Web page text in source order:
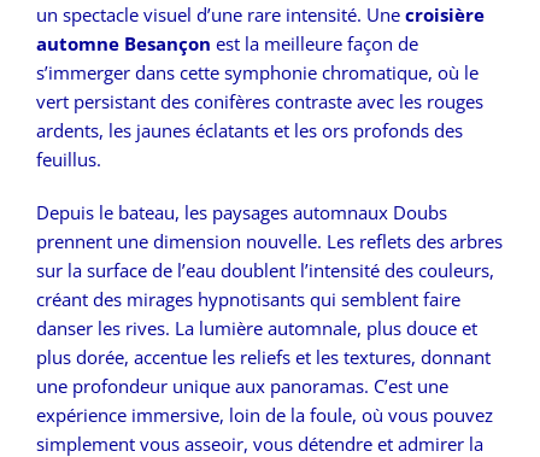
un spectacle visuel d’une rare intensité. Une croisière
automne Besançon est la meilleure façon de
s’immerger dans cette symphonie chromatique, où le
vert persistant des conifères contraste avec les rouges
ardents, les jaunes éclatants et les ors profonds des
feuillus.
Depuis le bateau, les paysages automnaux Doubs
prennent une dimension nouvelle. Les reflets des arbres
sur la surface de l’eau doublent l’intensité des couleurs,
créant des mirages hypnotisants qui semblent faire
danser les rives. La lumière automnale, plus douce et
plus dorée, accentue les reliefs et les textures, donnant
une profondeur unique aux panoramas. C’est une
expérience immersive, loin de la foule, où vous pouvez
simplement vous asseoir, vous détendre et admirer la